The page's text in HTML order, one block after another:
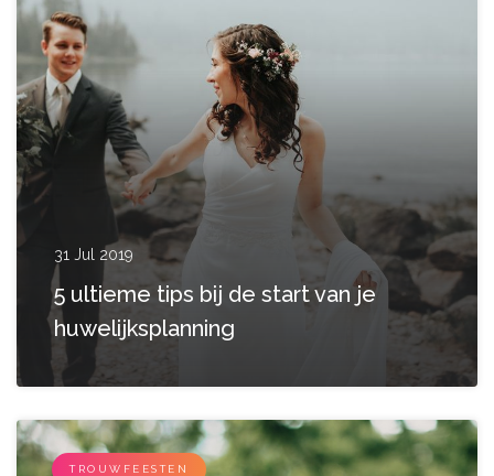
31 Jul 2019
5 ultieme tips bij de start van je
huwelijksplanning
TROUWFEESTEN